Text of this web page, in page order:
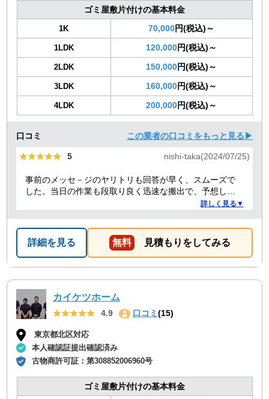
ゴミ屋敷片付けの基本料金
1K 70,000円(税込)～
1LDK 120,000円(税込)～
2LDK 150,000円(税込)～
3LDK 160,000円(税込)～
4LDK 200,000円(税込)～
口コミ この業者の口コミをもっと見る▶
★★★★★
★★★★★ 5 nishi-taka(2024/07/25)
事前のメッセ－ジのヤリトリも回答が早く、スムーズで
した。当日の作業も段取り良く迅速な搬出で、予想して
いた時間よりも短時間で完了。 事前打ち合わせ・当日作
詳しく見る▼
詳細を見る 無料 見積もりをしてみる
カイケツホーム
★★★★★
★★★★★ 4.9 口コミ (15)
東京都北区対応
本人確認証提出確認済み
古物商許可証：第308852006960号
ゴミ屋敷片付けの基本料金